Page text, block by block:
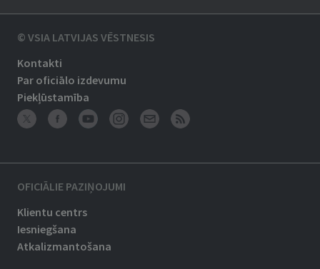
© VSIA LATVIJAS VĒSTNESIS
Kontakti
Par oficiālo izdevumu
Piekļūstamība
OFICIĀLIE PAZIŅOJUMI
Klientu centrs
Iesniegšana
Atkalizmantošana